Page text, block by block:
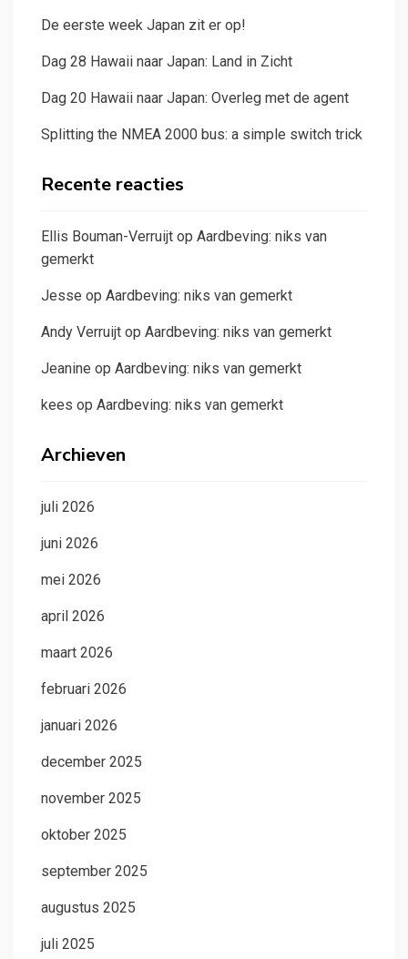
De eerste week Japan zit er op!
Dag 28 Hawaii naar Japan: Land in Zicht
Dag 20 Hawaii naar Japan: Overleg met de agent
Splitting the NMEA 2000 bus: a simple switch trick
Recente reacties
Ellis Bouman-Verruijt op Aardbeving: niks van
gemerkt
Jesse op Aardbeving: niks van gemerkt
Andy Verruijt op Aardbeving: niks van gemerkt
Jeanine op Aardbeving: niks van gemerkt
kees op Aardbeving: niks van gemerkt
Archieven
juli 2026
juni 2026
mei 2026
april 2026
maart 2026
februari 2026
januari 2026
december 2025
november 2025
oktober 2025
september 2025
augustus 2025
juli 2025